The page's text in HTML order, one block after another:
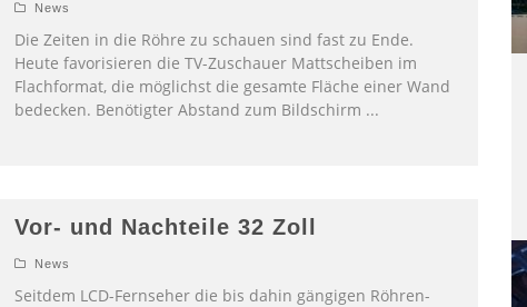
News
Die Zeiten in die Röhre zu schauen sind fast zu Ende.
Heute favorisieren die TV-Zuschauer Mattscheiben im
Flachformat, die möglichst die gesamte Fläche einer Wand
bedecken. Benötigter Abstand zum Bildschirm ...
Vor- und Nachteile 32 Zoll
News
Seitdem LCD-Fernseher die bis dahin gängigen Röhren-